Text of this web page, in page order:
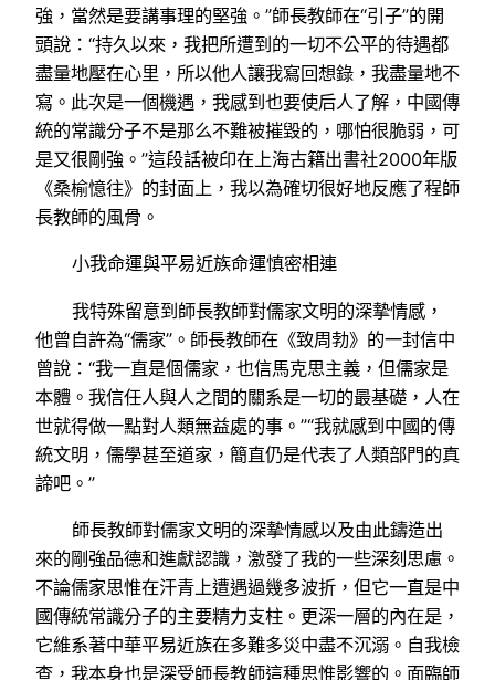
強，當然是要講事理的堅強。”師長教師在“引子”的開
頭說：“持久以來，我把所遭到的一切不公平的待遇都
盡量地壓在心里，所以他人讓我寫回想錄，我盡量地不
寫。此次是一個機遇，我感到也要使后人了解，中國傳
統的常識分子不是那么不難被摧毀的，哪怕很脆弱，可
是又很剛強。”這段話被印在上海古籍出書社2000年版
《桑榆憶往》的封面上，我以為確切很好地反應了程師
長教師的風骨。
小我命運與平易近族命運慎密相連
我特殊留意到師長教師對儒家文明的深摯情感，
他曾自許為“儒家”。師長教師在《致周勃》的一封信中
曾說：“我一直是個儒家，也信馬克思主義，但儒家是
本體。我信任人與人之間的關系是一切的最基礎，人在
世就得做一點對人類無益處的事。”“我就感到中國的傳
統文明，儒學甚至道家，簡直仍是代表了人類部門的真
諦吧。”
師長教師對儒家文明的深摯情感以及由此鑄造出
來的剛強品德和進獻認識，激發了我的一些深刻思慮。
不論儒家思惟在汗青上遭遇過幾多波折，但它一直是中
國傳統常識分子的主要精力支柱。更深一層的內在是，
它維系著中華平易近族在多難多災中盡不沉溺。自我檢
查，我本身也是深受師長教師這種思惟影響的。面臨師